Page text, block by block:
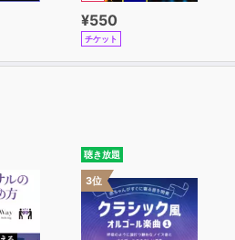
¥550
チケット
聴き放題
3位